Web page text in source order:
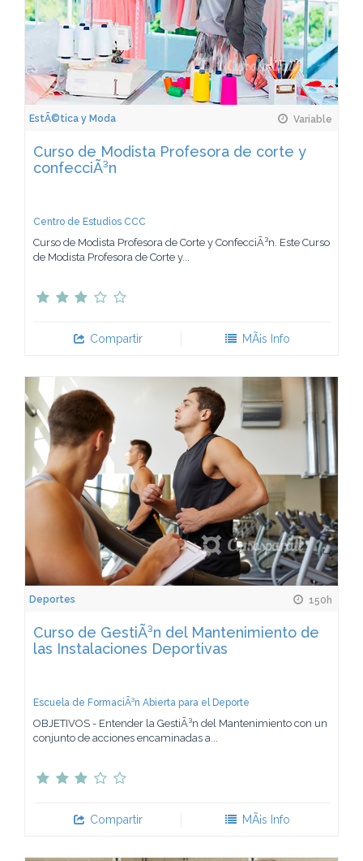
EstÃ©tica y Moda Variable
Curso de Modista Profesora de corte y
confecciÃ³n
Centro de Estudios CCC
Curso de Modista Profesora de Corte y ConfecciÃ³n. Este Curso
de Modista Profesora de Corte y...
Compartir MÃ¡s Info
Deportes 150h
Curso de GestiÃ³n del Mantenimiento de
las Instalaciones Deportivas
Escuela de FormaciÃ³n Abierta para el Deporte
OBJETIVOS - Entender la GestiÃ³n del Mantenimiento con un
conjunto de acciones encaminadas a...
Compartir MÃ¡s Info